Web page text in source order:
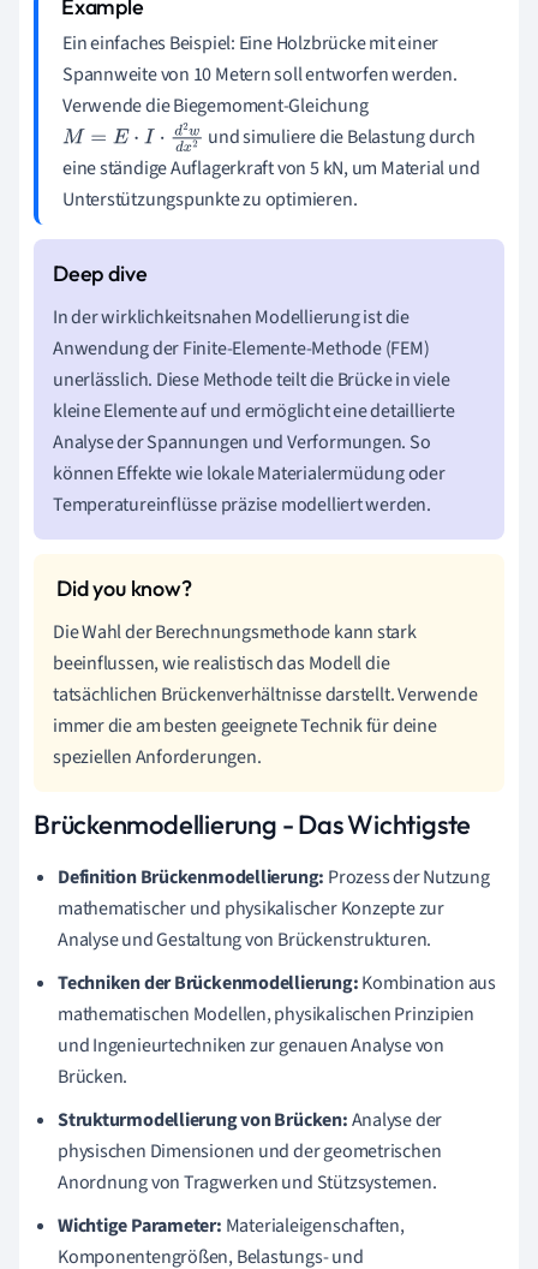
Ein einfaches Beispiel: Eine Holzbrücke mit einer
Spannweite von 10 Metern soll entworfen werden.
Verwende die Biegemoment-Gleichung
M= E⋅I⋅ d2 wd x2
und simuliere die Belastung durch
eine ständige Auflagerkraft von 5 kN, um Material und
Unterstützungspunkte zu optimieren.
In der wirklichkeitsnahen Modellierung ist die
Anwendung der Finite-Elemente-Methode (FEM)
unerlässlich. Diese Methode teilt die Brücke in viele
kleine Elemente auf und ermöglicht eine detaillierte
Analyse der Spannungen und Verformungen. So
können Effekte wie lokale Materialermüdung oder
Temperatureinflüsse präzise modelliert werden.
Die Wahl der Berechnungsmethode kann stark
beeinflussen, wie realistisch das Modell die
tatsächlichen Brückenverhältnisse darstellt. Verwende
immer die am besten geeignete Technik für deine
speziellen Anforderungen.
Brückenmodellierung - Das Wichtigste
Definition Brückenmodellierung: Prozess der Nutzung
mathematischer und physikalischer Konzepte zur
Analyse und Gestaltung von Brückenstrukturen.
Techniken der Brückenmodellierung:Kombination aus
mathematischen Modellen, physikalischen Prinzipien
und Ingenieurtechniken zur genauen Analyse von
Brücken.
Strukturmodellierung von Brücken:Analyse der
physischen Dimensionen und der geometrischen
Anordnung von Tragwerken und Stützsystemen.
Wichtige Parameter: Materialeigenschaften,
Komponentengrößen, Belastungs- und